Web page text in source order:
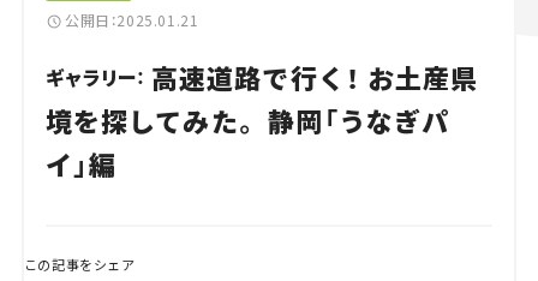
公開日：2025.01.21
ギャラリー： 高速道路で行く！ お土産県
境を探してみた。 静岡「うなぎパ
イ」編
この記事をシェア
Cars
Lifestyle
Traffic
Special